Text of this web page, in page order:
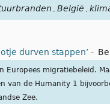
België
durven stappen’ -
Europees migratiebeleid.
van de Humanity 1
Zee.